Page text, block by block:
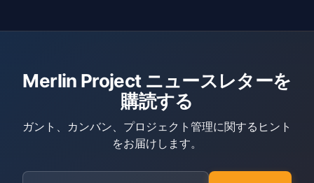
Merlin Project ニュースレターを
購読する
ガント、カンバン、プロジェクト管理に関するヒント
をお届けします。